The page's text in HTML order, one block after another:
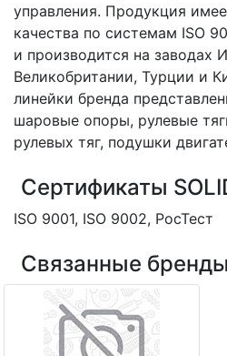
управления. Продукция
качества по системам ISO
и производится на заводах
Великобритании, Турции и
линейки бренда
шаровые опоры, рулевые
рулевых тяг, подушки
Сертификаты
ISO 9001, ISO 9002, РосТест
Связанные бренды